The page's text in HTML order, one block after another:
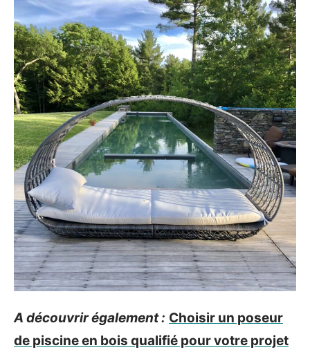
A découvrir également : Choisir un poseur
de piscine en bois qualifié pour votre projet